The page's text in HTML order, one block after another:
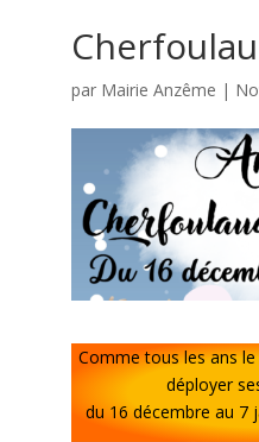
par Mairie Anzême |
Comme tous les ans
déployer
du 16 décembre au 7